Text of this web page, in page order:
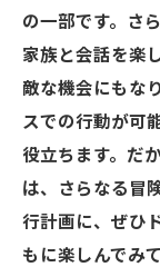
の一部です。さ
家族と会話を楽
敵な機会にもな
スでの行動が可
役立ちます。だ
は、さらなる冒
行計画に、ぜひ
もに楽しんでみ